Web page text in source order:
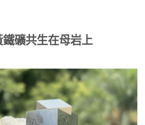
鐵礦共生在母岩上